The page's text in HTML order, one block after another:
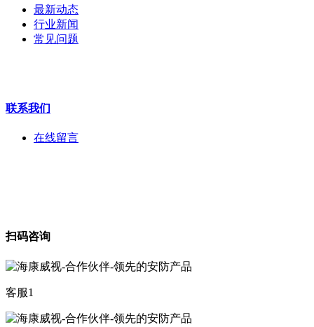
安检门
工程宝
海康机器人
最新动态
行业新闻
常见问题
联系我们
在线留言
扫码咨询
客服1